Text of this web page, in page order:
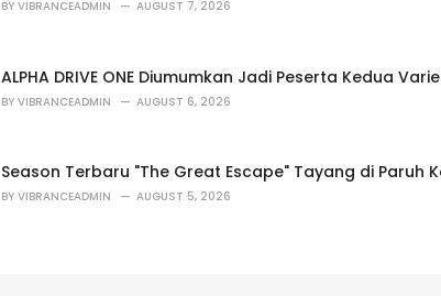
BY VIBRANCEADMIN AUGUST 7, 2026
ALPHA DRIVE ONE Diumumkan Jadi Peserta Kedua
BY VIBRANCEADMIN AUGUST 6, 2026
Season Terbaru "The Great Escape" Tayang di Paruh
BY VIBRANCEADMIN AUGUST 5, 2026